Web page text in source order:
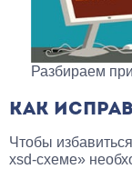
Разбираем
КАК
Чтобы
xsd-схеме»